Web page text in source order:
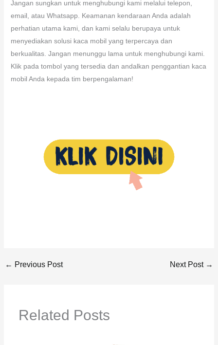
Jangan sungkan untuk menghubungi kami melalui telepon,
email, atau Whatsapp. Keamanan kendaraan Anda adalah
perhatian utama kami, dan kami selalu berupaya untuk
menyediakan solusi kaca mobil yang terpercaya dan
berkualitas. Jangan menunggu lama untuk menghubungi kami.
Klik pada tombol yang tersedia dan andalkan penggantian kaca
mobil Anda kepada tim berpengalaman!
← Previous Post Next Post →
Related Posts